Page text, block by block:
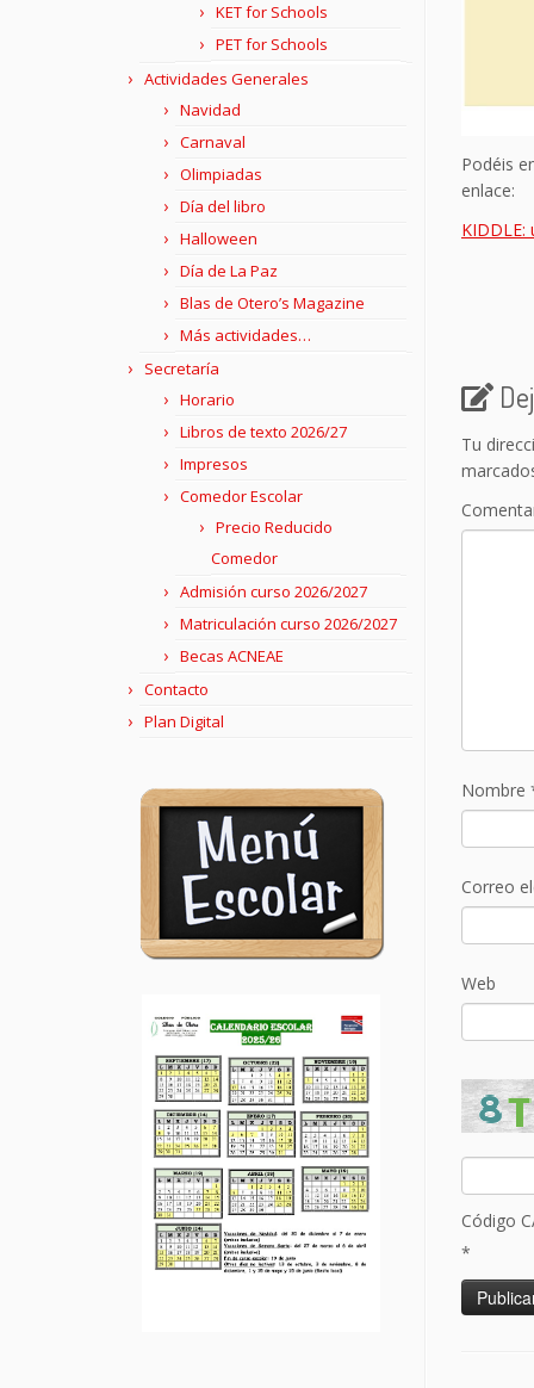
KET for Schools
PET for Schools
Actividades Generales
Navidad
Carnaval
Olimpiadas
Día del libro
Halloween
Día de La Paz
Blas de Otero’s Magazine
Más actividades…
Secretaría
Horario
Libros de texto 2026/27
Impresos
Comedor Escolar
Precio Reducido
Comedor
Admisión curso 2026/2027
Matriculación curso 2026/2027
Becas ACNEAE
Contacto
Plan Digital
Podéis
enlace:
Tu
Nombre
Correo
Web
Código
*